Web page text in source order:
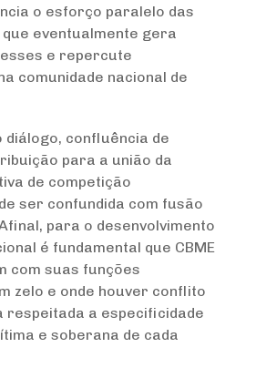
o esforço paralelo das
eventualmente gera
e repercute
comunidade nacional de
diálogo, confluência de
para a união da
de competição
ser confundida com fusão
para o desenvolvimento
é fundamental que CBME
com suas funções
zelo e onde houver conflito
respeitada a especificidade
e soberana de cada